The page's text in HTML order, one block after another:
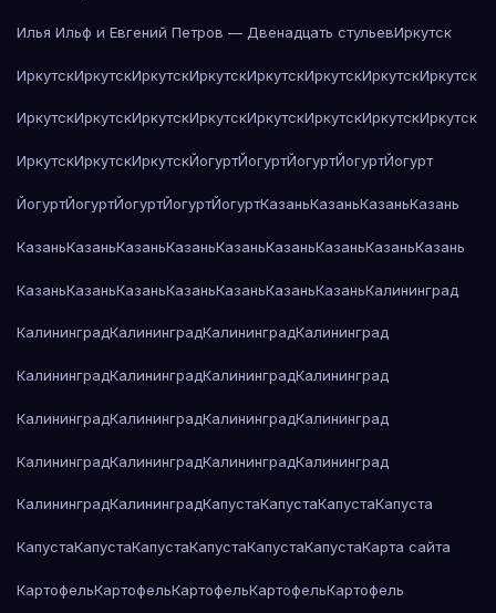
Илья Ильф и Евгений Петров — Двенадцать стульевИркутск
ИркутскИркутскИркутскИркутскИркутскИркутскИркутскИркутск
ИркутскИркутскИркутскИркутскИркутскИркутскИркутскИркутск
ИркутскИркутскИркутскЙогуртЙогуртЙогуртЙогуртЙогурт
ЙогуртЙогуртЙогуртЙогуртЙогуртКазаньКазаньКазаньКазань
КазаньКазаньКазаньКазаньКазаньКазаньКазаньКазаньКазань
КазаньКазаньКазаньКазаньКазаньКазаньКазаньКалининград
КалининградКалининградКалининградКалининград
КалининградКалининградКалининградКалининград
КалининградКалининградКалининградКалининград
КалининградКалининградКалининградКалининград
КалининградКалининградКапустаКапустаКапустаКапуста
КапустаКапустаКапустаКапустаКапустаКапустаКарта сайта
КартофельКартофельКартофельКартофельКартофель